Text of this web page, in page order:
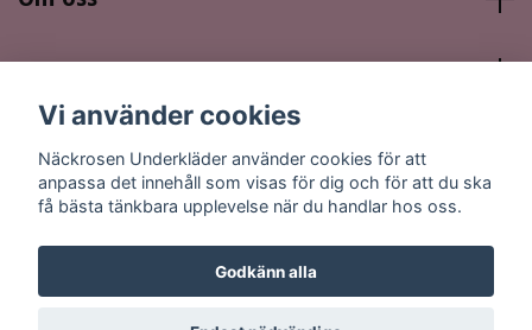
Sociala medier
© 2026 Näckrosen Underkläder
Vi använder cookies
Näckrosen Underkläder använder cookies för att
anpassa det innehåll som visas för dig och för att du ska
få bästa tänkbara upplevelse när du handlar hos oss.
Godkänn alla